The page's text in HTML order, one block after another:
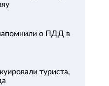
о ПДД в
туриста,